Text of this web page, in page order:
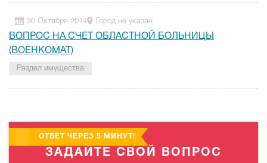
30 Октября 2014 Город не указан
ВОПРОС НА СЧЕТ ОБЛАСТНОЙ БОЛЬНИЦЫ
(ВОЕНКОМАТ)
Раздел имущества
ОТВЕТ ЧЕРЕЗ 5 МИНУТ!
ЗАДАЙТЕ СВОЙ ВОПРОС